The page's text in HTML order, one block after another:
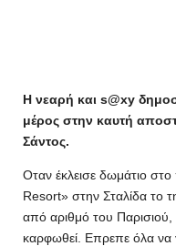
Η νεαρή και s@xy
μέρος στην καυτή
Σάντος.
Οταν έκλεισε δωμάτιο
Resort» στην Σταλίδα το
από αριθμό του
καρφωθεί. Επρεπε όλα να